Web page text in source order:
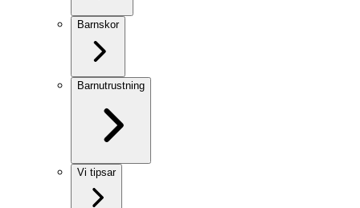
Barnskor
Barnutrustning
Vi tipsar